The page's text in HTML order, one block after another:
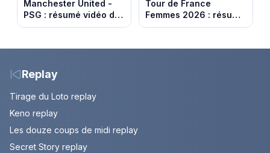
Manchester United -
PSG : résumé vidéo du
match amical du 8 août
Tour de France
Femmes 2026 : résumé
vidéo de la 9e étape
Replay
Tirage du Loto replay
Keno replay
Les douze coups de midi replay
Secret Story replay